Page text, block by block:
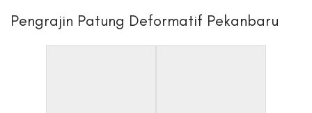
Pengrajin Patung Deformatif Pekanbaru